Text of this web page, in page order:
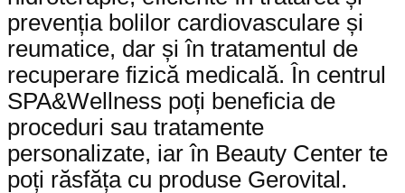
prevenția bolilor cardiovasculare și
reumatice, dar și în tratamentul de
recuperare fizică medicală. În centrul
SPA&Wellness poți beneficia de
proceduri sau tratamente
personalizate, iar în Beauty Center te
poți răsfăța cu produse Gerovital.